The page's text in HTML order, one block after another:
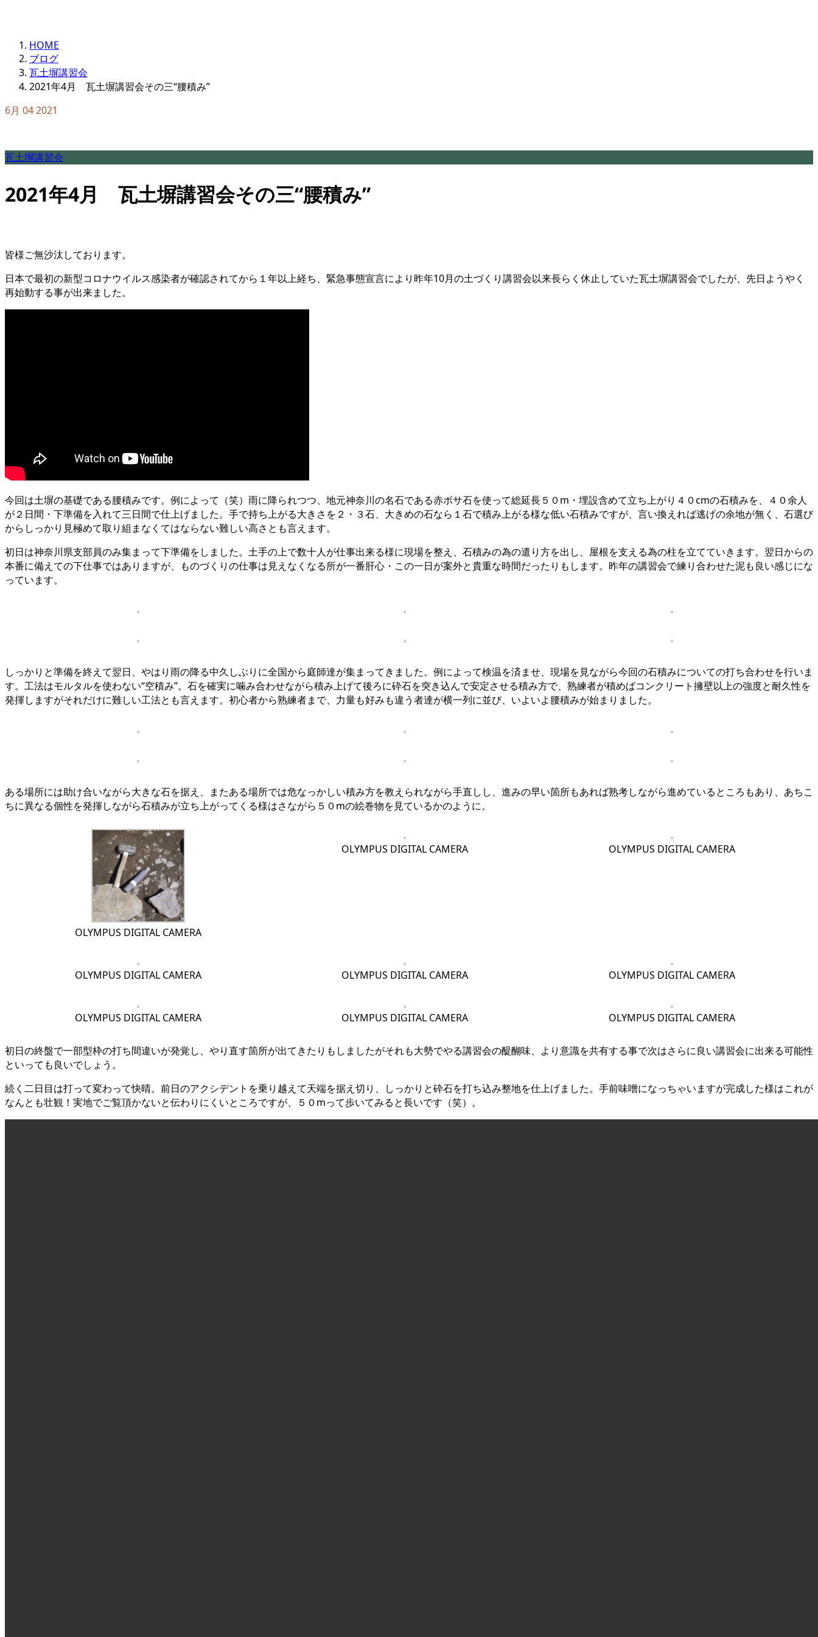
HOME
ブログ
瓦土塀講習会
2021年4月 瓦土塀講習会その三“腰積み”
6月 042021
瓦土塀講習会
2021年4月 瓦土塀講習会その三“腰積み”
皆様ご無沙汰しております。
日本で最初の新型コロナウイルス感染者が確認されてから１年以上経ち、緊急事態宣言により昨年10月の土づくり講習会以来長らく休止していた瓦土塀講習会でしたが、先日ようやく
再始動する事が出来ました。
今回は土塀の基礎である腰積みです。例によって（笑）雨に降られつつ、地元神奈川の名石である赤ボサ石を使って総延長５０m・埋設含めて立ち上がり４０cmの石積みを、４０余人
が２日間・下準備を入れて三日間で仕上げました。手で持ち上がる大きさを２・３石、大きめの石なら１石で積み上がる様な低い石積みですが、言い換えれば逃げの余地が無く、石選び
からしっかり見極めて取り組まなくてはならない難しい高さとも言えます。
初日は神奈川県支部員のみ集まって下準備をしました。土手の上で数十人が仕事出来る様に現場を整え、石積みの為の遣り方を出し、屋根を支える為の柱を立てていきます。翌日からの
本番に備えての下仕事ではありますが、ものづくりの仕事は見えなくなる所が一番肝心・この一日が案外と貴重な時間だったりもします。昨年の講習会で練り合わせた泥も良い感じにな
っています。
しっかりと準備を終えて翌日、やはり雨の降る中久しぶりに全国から庭師達が集まってきました。例によって検温を済ませ、現場を見ながら今回の石積みについての打ち合わせを行いま
す。工法はモルタルを使わない“空積み”。石を確実に噛み合わせながら積み上げて後ろに砕石を突き込んで安定させる積み方で、熟練者が積めばコンクリート擁壁以上の強度と耐久性を
発揮しますがそれだけに難しい工法とも言えます。初心者から熟練者まで、力量も好みも違う者達が横一列に並び、いよいよ腰積みが始まりました。
ある場所には助け合いながら大きな石を据え、またある場所では危なっかしい積み方を教えられながら手直しし、進みの早い箇所もあれば熟考しながら進めているところもあり、あちこ
ちに異なる個性を発揮しながら石積みが立ち上がってくる様はさながら５０mの絵巻物を見ているかのように。
OLYMPUS DIGITAL CAMERA
OLYMPUS DIGITAL CAMERA OLYMPUS DIGITAL CAMERA
OLYMPUS DIGITAL CAMERA OLYMPUS DIGITAL CAMERA OLYMPUS DIGITAL CAMERA
OLYMPUS DIGITAL CAMERA OLYMPUS DIGITAL CAMERA OLYMPUS DIGITAL CAMERA
初日の終盤で一部型枠の打ち間違いが発覚し、やり直す箇所が出てきたりもしましたがそれも大勢でやる講習会の醍醐味、より意識を共有する事で次はさらに良い講習会に出来る可能性
といっても良いでしょう。
続く二日目は打って変わって快晴。前日のアクシデントを乗り越えて天端を据え切り、しっかりと砕石を打ち込み整地を仕上げました。手前味噌になっちゃいますが完成した様はこれが
なんとも壮観！実地でご覧頂かないと伝わりにくいところですが、５０mって歩いてみると長いです（笑）。